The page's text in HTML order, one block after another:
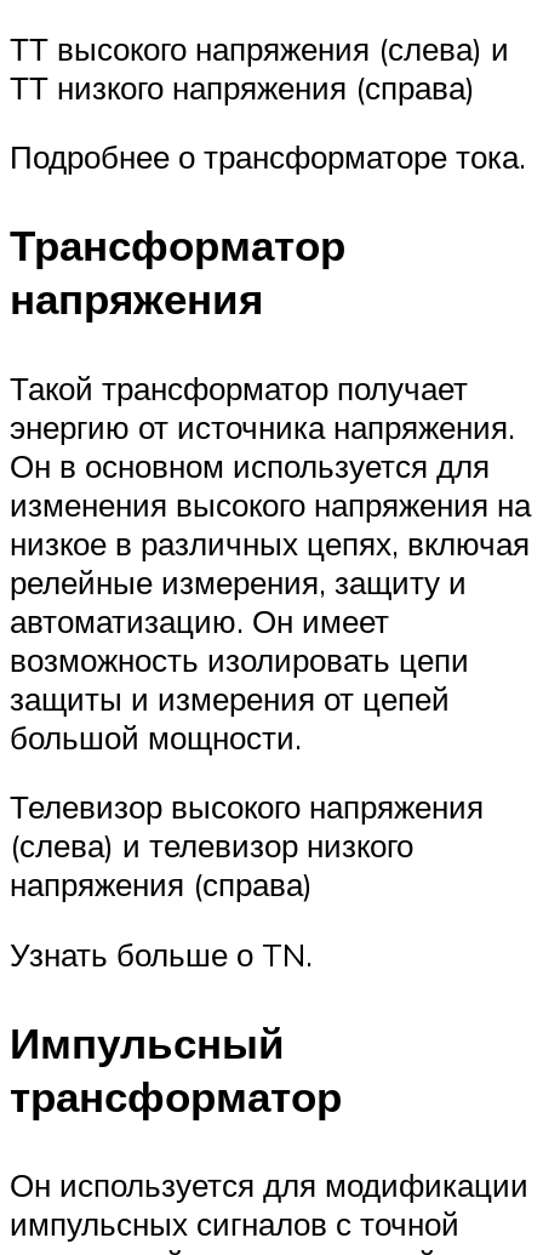
ТТ высокого напряжения (слева) и
ТТ низкого напряжения (справа)
Подробнее о трансформаторе тока.
Трансформатор
напряжения
Такой трансформатор получает
энергию от источника напряжения.
Он в основном используется для
изменения высокого напряжения на
низкое в различных цепях, включая
релейные измерения, защиту и
автоматизацию. Он имеет
возможность изолировать цепи
защиты и измерения от цепей
большой мощности.
Телевизор высокого напряжения
(слева) и телевизор низкого
напряжения (справа)
Узнать больше о TN.
Импульсный
трансформатор
Он используется для модификации
импульсных сигналов с точной